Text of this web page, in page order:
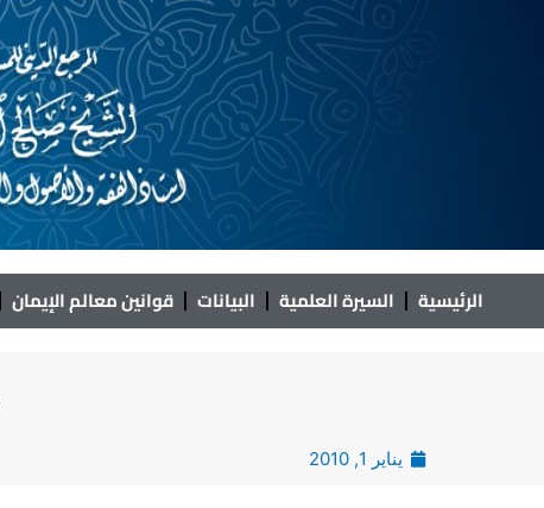
الرئيسية السيرة العلمية البيانات قوانين معالم الإيمان
يناير 1, 2010